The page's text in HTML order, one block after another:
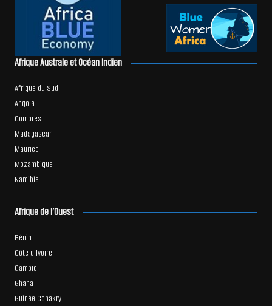
Afrique Australe et Océan Indien
Afrique du Sud
Angola
Comores
Madagascar
Maurice
Mozambique
Namibie
Afrique de l’Ouest
Bénin
Côte d’Ivoire
Gambie
Ghana
Guinée Conakry